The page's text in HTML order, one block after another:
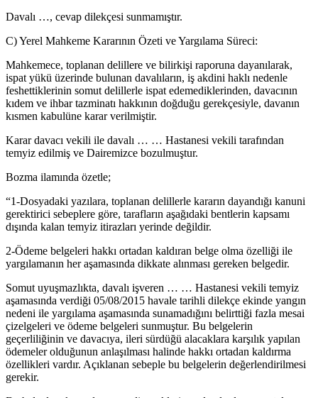
Davalı …, cevap dilekçesi sunmamıştır.
C) Yerel Mahkeme Kararının Özeti ve Yargılama Süreci:
Mahkemece, toplanan delillere ve bilirkişi raporuna dayanılarak,
ispat yükü üzerinde bulunan davalıların, iş akdini haklı nedenle
feshettiklerinin somut delillerle ispat edemediklerinden, davacının
kıdem ve ihbar tazminatı hakkının doğduğu gerekçesiyle, davanın
kısmen kabulüne karar verilmiştir.
Karar davacı vekili ile davalı … … Hastanesi vekili tarafından
temyiz edilmiş ve Dairemizce bozulmuştur.
Bozma ilamında özetle;
“1-Dosyadaki yazılara, toplanan delillerle kararın dayandığı kanuni
gerektirici sebeplere göre, tarafların aşağıdaki bentlerin kapsamı
dışında kalan temyiz itirazları yerinde değildir.
2-Ödeme belgeleri hakkı ortadan kaldıran belge olma özelliği ile
yargılamanın her aşamasında dikkate alınması gereken belgedir.
Somut uyuşmazlıkta, davalı işveren … … Hastanesi vekili temyiz
aşamasında verdiği 05/08/2015 havale tarihli dilekçe ekinde yangın
nedeni ile yargılama aşamasında sunamadığını belirttiği fazla mesai
çizelgeleri ve ödeme belgeleri sunmuştur. Bu belgelerin
geçerliliğinin ve davacıya, ileri sürdüğü alacaklara karşılık yapılan
ödemeler olduğunun anlaşılması halinde hakkı ortadan kaldırma
özellikleri vardır. Açıklanan sebeple bu belgelerin değerlendirilmesi
gerekir.